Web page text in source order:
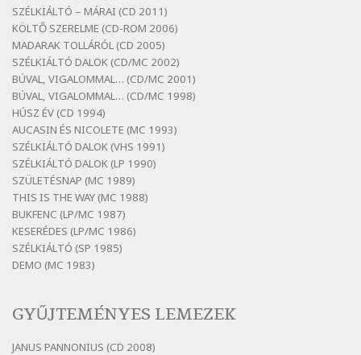
Szélkiáltó
Bertók László: Diófa-levélen
Szélkiáltó
Bertók László: El-elképzelem a falansztert
Szélkiáltó
Bertók László: Elmenni kevés, itt maradni
sok
Szélkiáltó
Bertók László: Mintha már pénteken
vasárnap
Szélkiáltó
Bertók László: Ó, az a hol volt vicinális
Bertók László: Vásáros
Szélkiáltó
SZÉLKIÁLTÓ – MÁRAI (CD 2011)
KÖLTŐ SZERELME (CD-ROM 2006)
MADARAK TOLLÁRÓL (CD 2005)
SZÉLKIÁLTÓ DALOK (CD/MC 2002)
BÚVAL, VIGALOMMAL… (CD/MC 2001)
BÚVAL, VIGALOMMAL… (CD/MC 1998)
HÚSZ ÉV (CD 1994)
AUCASIN ÉS NICOLETE (MC 1993)
SZÉLKIÁLTÓ DALOK (VHS 1991)
SZÉLKIÁLTÓ DALOK (LP 1990)
SZÜLETÉSNAP (MC 1989)
THIS IS THE WAY (MC 1988)
BUKFENC (LP/MC 1987)
KESERÉDES (LP/MC 1986)
SZÉLKIÁLTÓ (SP 1985)
DEMO (MC 1983)
GYŰJTEMÉNYES LEMEZEK
JANUS PANNONIUS (CD 2008)